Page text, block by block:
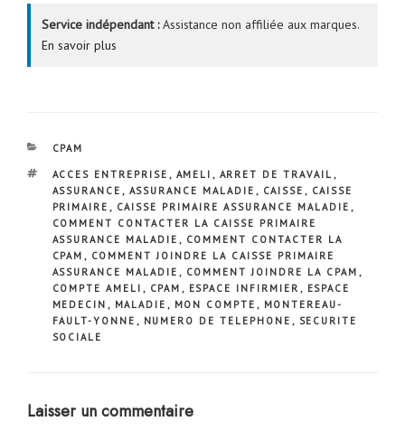
Service indépendant :Assistance non affiliée aux marques.
En savoir plus
CATÉGORIES
CPAM
ÉTIQUETTES
ACCES ENTREPRISE , AMELI , ARRET DE TRAVAIL ,
ASSURANCE , ASSURANCE MALADIE , CAISSE , CAISSE
PRIMAIRE , CAISSE PRIMAIRE ASSURANCE MALADIE ,
COMMENT CONTACTER LA CAISSE PRIMAIRE
ASSURANCE MALADIE , COMMENT CONTACTER LA
CPAM , COMMENT JOINDRE LA CAISSE PRIMAIRE
ASSURANCE MALADIE , COMMENT JOINDRE LA CPAM ,
COMPTE AMELI , CPAM , ESPACE INFIRMIER , ESPACE
MEDECIN , MALADIE , MON COMPTE , MONTEREAU-
FAULT-YONNE , NUMERO DE TELEPHONE , SECURITE
SOCIALE
Laisser un commentaire